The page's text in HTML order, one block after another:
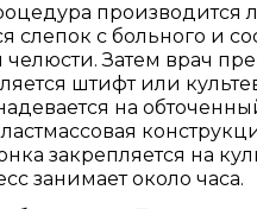
слепок с больного и
Затем врач
штифт или
на
закрепляется на
занимает около часа.